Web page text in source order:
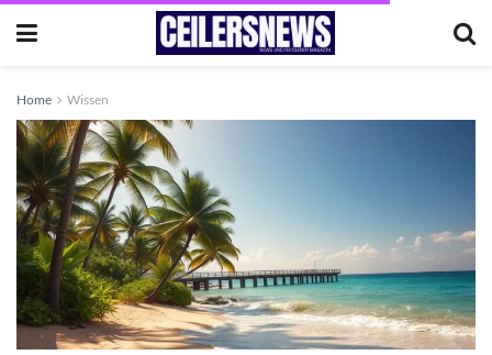
Home Wissen